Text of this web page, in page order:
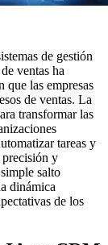
de gestión
ventas ha
que las empresas
de ventas. La
transformar las
tareas y
precisión y
salto
dinámica
de los